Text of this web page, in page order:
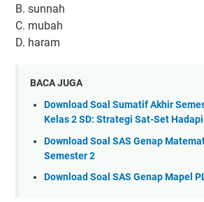
B. sunnah
C. mubah
D. haram
BACA JUGA
Download Soal Sumatif Akhir
Kelas 2 SD: Strategi Sat-Set
Download Soal SAS Genap
Semester 2
Download Soal SAS Genap Mapel